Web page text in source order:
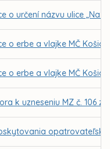
o určení názvu ulice „Na
o erbe a vlajke MČ
o erbe a vlajke MČ
k uzneseniu MZ č. 106 zo